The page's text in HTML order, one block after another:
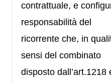
contrattuale, e
responsabilità del
ricorrente che, in
sensi del combinato
disposto dall’art.1218